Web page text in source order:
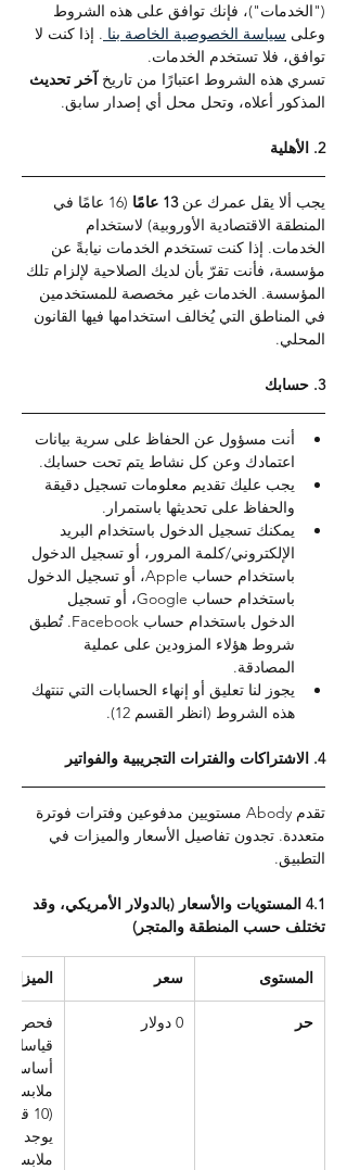
("الخدمات")، فإنك توافق على هذه الشروط
وعلى سياسة الخصوصية الخاصة بنا . إذا كنت لا
توافق، فلا تستخدم الخدمات.
تسري هذه الشروط اعتبارًا من تاريخ آخر تحديث
المذكور أعلاه، وتحل محل أي إصدار سابق.
2. الأهلية
يجب ألا يقل عمرك عن 13 عامًا
(16 عامًا في
المنطقة الاقتصادية الأوروبية) لاستخدام
الخدمات. إذا كنت تستخدم الخدمات نيابةً عن
مؤسسة، فأنت تقرّ بأن لديك الصلاحية لإلزام تلك
المؤسسة. الخدمات غير مخصصة للمستخدمين
في المناطق التي يُخالف استخدامها فيها القانون
المحلي.
3. حسابك
أنت مسؤول عن الحفاظ على سرية بيانات
اعتمادك وعن كل نشاط يتم تحت حسابك.
يجب عليك تقديم معلومات تسجيل دقيقة
والحفاظ على تحديثها باستمرار.
يمكنك تسجيل الدخول باستخدام البريد
الإلكتروني/كلمة المرور، أو تسجيل الدخول
باستخدام حساب Apple، أو تسجيل الدخول
باستخدام حساب Google، أو تسجيل
الدخول باستخدام حساب Facebook. تُطبق
شروط هؤلاء المزودين على عملية
المصادقة.
يجوز لنا تعليق أو إنهاء الحسابات التي تنتهك
هذه الشروط (انظر القسم 12).
4. الاشتراكات والفترات التجريبية والفواتير
تقدم Abody مستويين مدفوعين وفترات فوترة
متعددة. تجدون تفاصيل الأسعار والميزات في
التطبيق.
4.1 المستويات والأسعار (بالدولار الأمريكي، وقد
تختلف حسب المنطقة والمتجر)
المستوى سعر الميزات
حر 0 دولار
فحص
قياسات
ملابس
(10
يوجد
ملابس